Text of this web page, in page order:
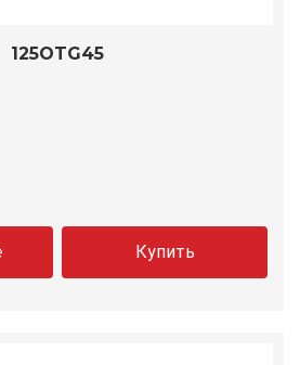
125OTG45
Купить